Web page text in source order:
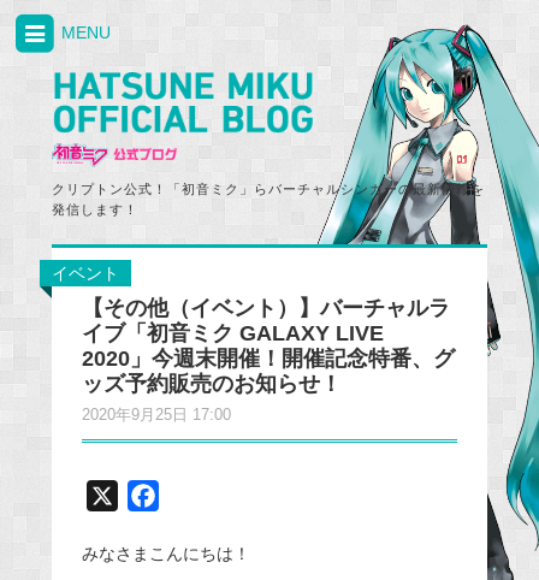
クリプトン公式！「初音ミク」らバーチャルシンガーの最新情報を
発信します！
MENU
イベント
【その他（イベント）】バーチャルラ
イブ「初音ミク GALAXY LIVE
2020」今週末開催！開催記念特番、グ
ッズ予約販売のお知らせ！
2020年9月25日 17:00
c
みなさまこんにちは！